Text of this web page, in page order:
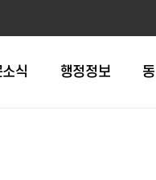
식 행정정보